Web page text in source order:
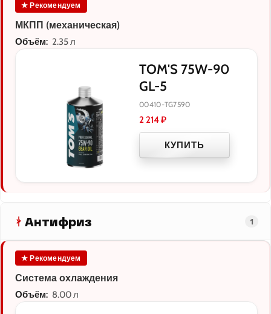
★ Рекомендуем
МКПП (механическая)
Объём: 2.35 л
TOM'S 75W-90
GL-5
00410-TG7590
2 214₽
КУПИТЬ
Антифриз 1
★ Рекомендуем
Система охлаждения
Объём: 8.00 л